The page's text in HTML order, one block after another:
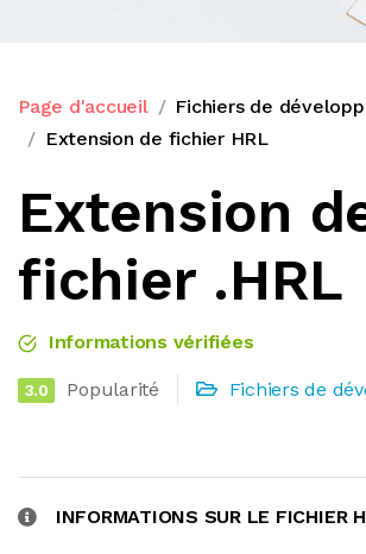
Page d'accueil
Fichiers de
Extension de fichier HRL
Extension
fichier .HRL
Informations vérifiées
3.0 Popularité Fichiers de
INFORMATIONS SUR LE FICHIER